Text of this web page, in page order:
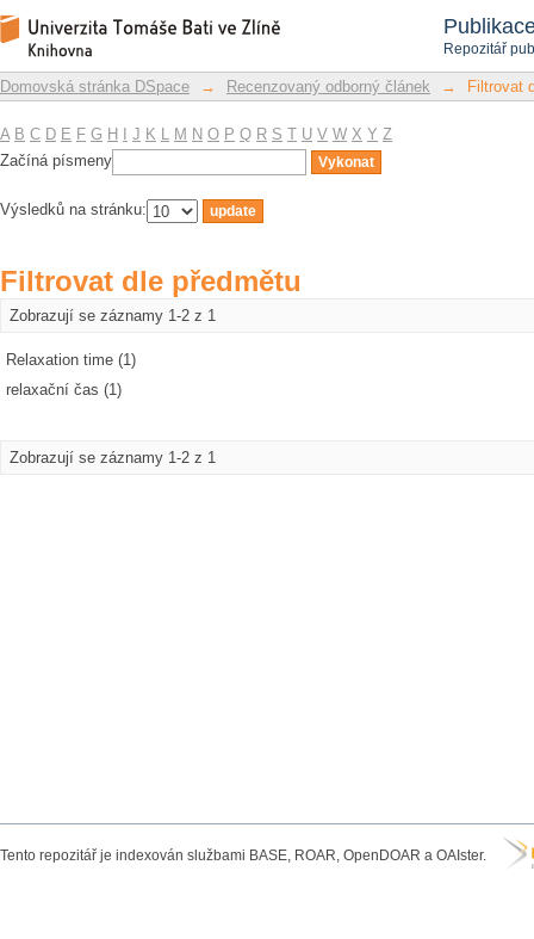
Repozitář
Filtrovat dle předmětu
Repozitář DSpace/Manakin
Domovská stránka DSpace → Recenzovaný odborný článek → Filtrovat
A B C D E F G H J K L M N O P Q R S T U V W X Y Z
Začíná písmeny
Výsledků na stránku:
Filtrovat dle předmětu
Zobrazují se záznamy 1-2 z 1
Relaxation time (1)
relaxační čas (1)
Zobrazují se záznamy 1-2 z 1
Tento repozitář je indexován službami BASE, ROAR, OpenDOAR a OAIster.